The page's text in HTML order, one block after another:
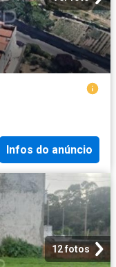
Infos do anúncio
12 fotos